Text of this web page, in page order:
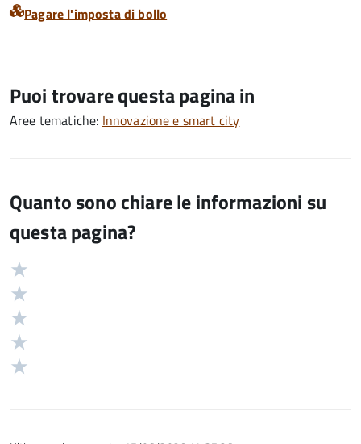
Pagare l'imposta di bollo
Puoi trovare questa pagina in
Aree tematiche: Innovazione e smart city
Quanto sono chiare le informazioni su
questa pagina?
Valutazione